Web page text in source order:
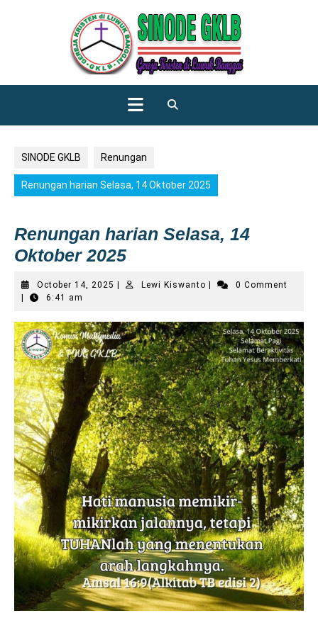
Open
SINODE GKLB Renungan
Renungan harian Selasa, 14 Oktober 2025
Renungan harian Selasa, 14
Oktober 2025
October 14, 2025 OctoberLewi KiswantoLewi
0 Comment
6:41 am